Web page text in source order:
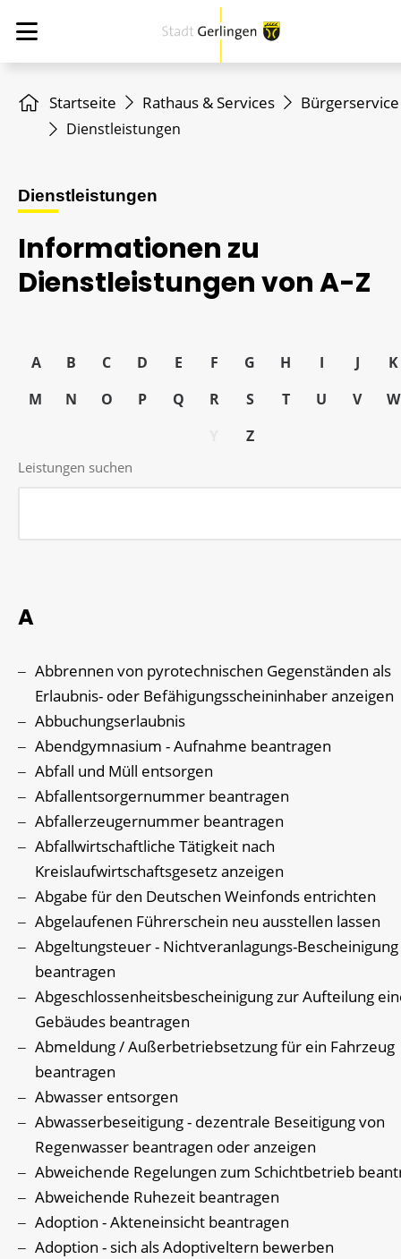
Startseite Rathaus & Services Bürgerservice
Dienstleistungen
Dienstleistungen
Informationen zu
Dienstleistungen von A-Z
A B C D E F G H I J
K
M
N O P Q R S T U V
W
Z
Leistungen suchen
A
Abbrennen von pyrotechnischen Gegenständen als
Erlaubnis- oder Befähigungsscheininhaber anzeigen
Abbuchungserlaubnis
Abendgymnasium - Aufnahme beantragen
Abfall und Müll entsorgen
Abfallentsorgernummer beantragen
Abfallerzeugernummer beantragen
Abfallwirtschaftliche Tätigkeit nach
Kreislaufwirtschaftsgesetz anzeigen
Abgabe für den Deutschen Weinfonds entrichten
Abgelaufenen Führerschein neu ausstellen lassen
Abgeltungsteuer - Nichtveranlagungs-Bescheinigung
beantragen
Abgeschlossenheitsbescheinigung zur Aufteilung
Gebäudes beantragen
Abmeldung / Außerbetriebsetzung für ein Fahrzeug
beantragen
Abwasser entsorgen
Abwasserbeseitigung - dezentrale Beseitigung von
Regenwasser beantragen oder anzeigen
Abweichende Regelungen zum Schichtbetrieb
Abweichende Ruhezeit beantragen
Adoption - Akteneinsicht beantragen
Adoption - sich als Adoptiveltern bewerben